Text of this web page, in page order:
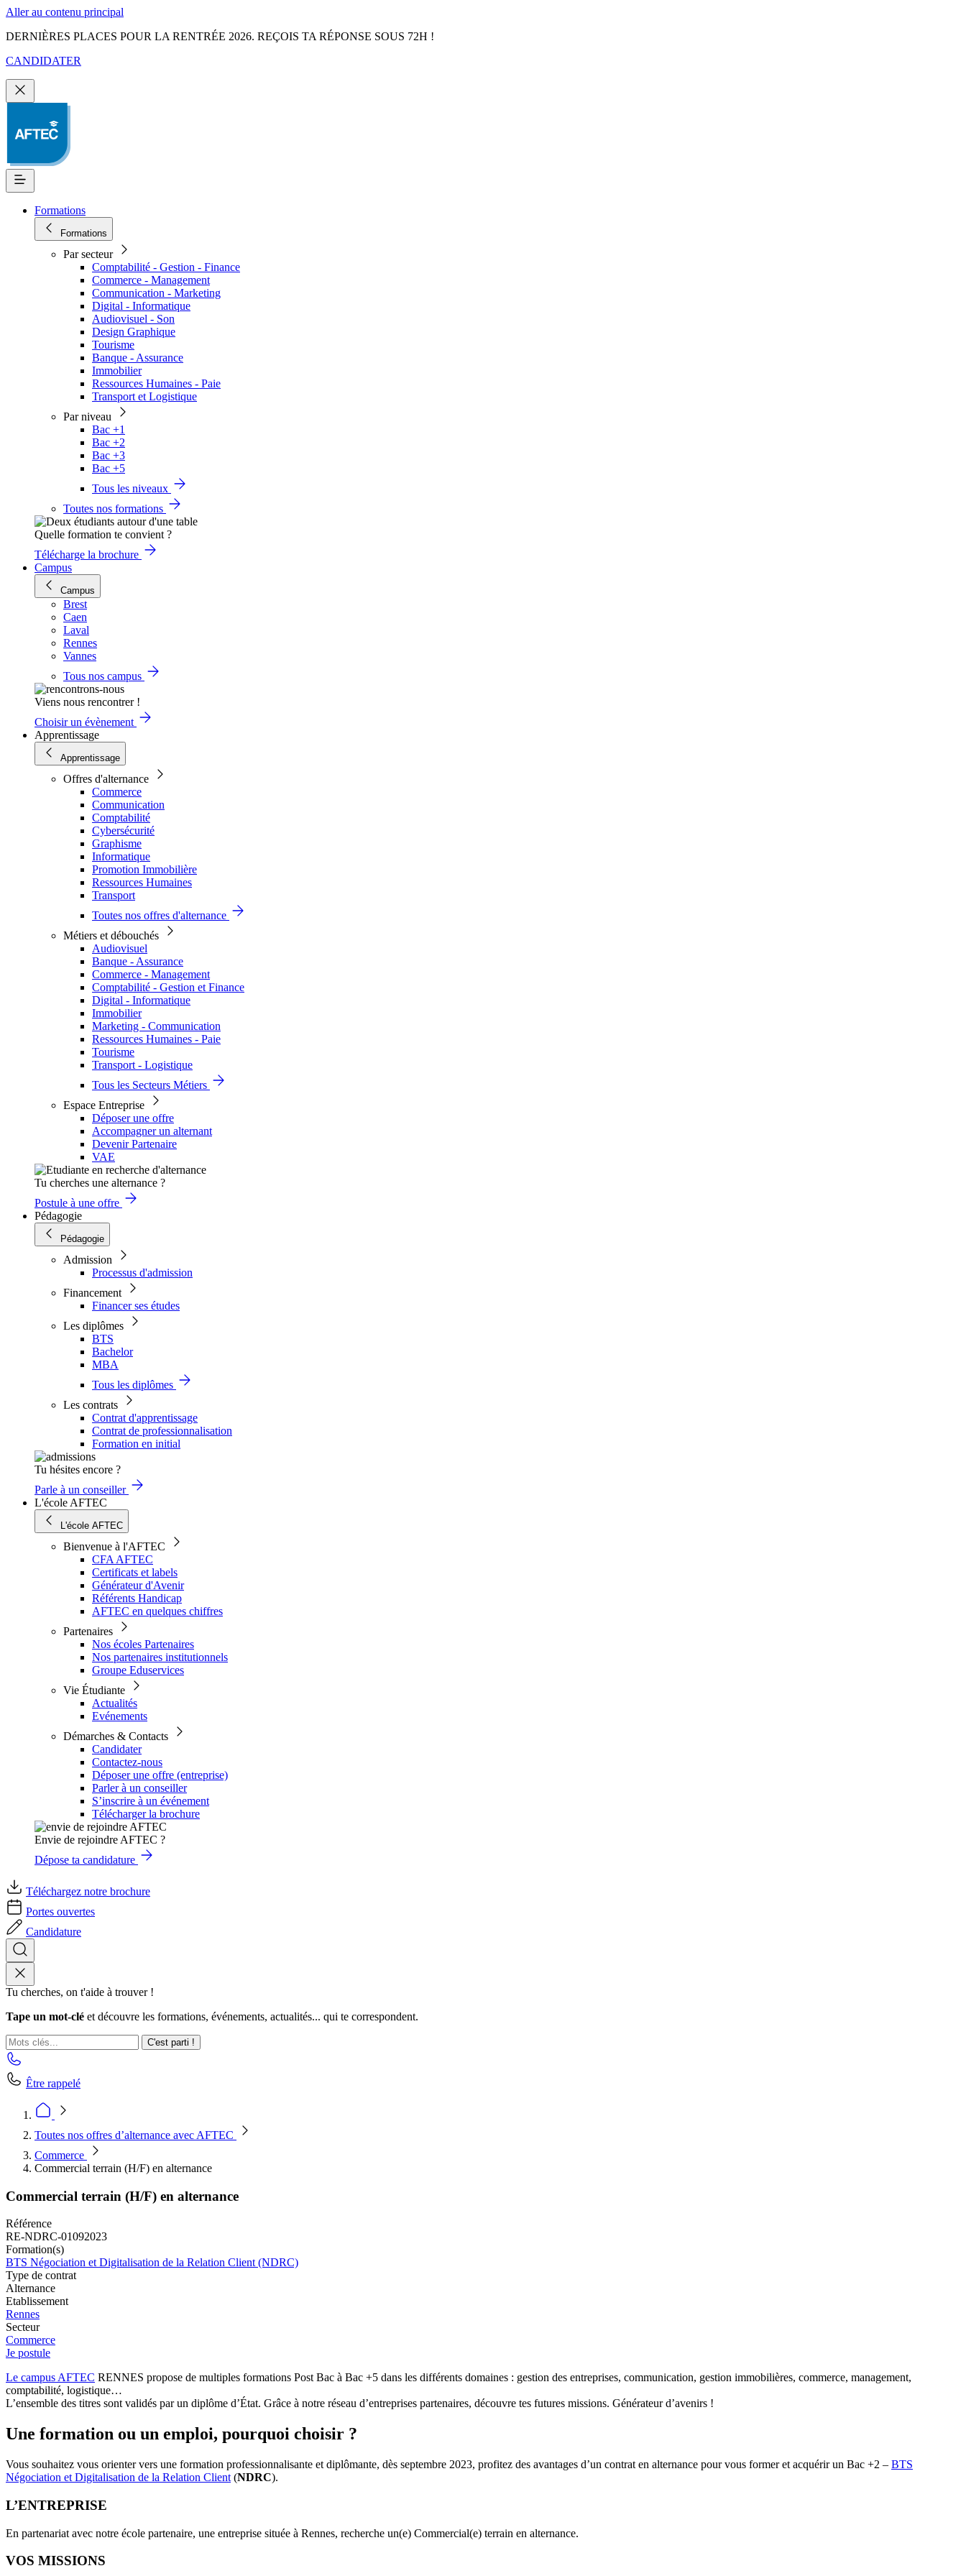
Aller au contenu principal
DERNIÈRES PLACES POUR LA RENTRÉE 2026. REÇOIS TA RÉPONSE SOUS 72H !
CANDIDATER
Formations
Formations
Par secteur
Comptabilité - Gestion - Finance
Commerce - Management
Communication - Marketing
Digital - Informatique
Audiovisuel - Son
Design Graphique
Tourisme
Banque - Assurance
Immobilier
Ressources Humaines - Paie
Transport et Logistique
Par niveau
Bac +1
Bac +2
Bac +3
Bac +5
Tous les niveaux
Toutes nos formations
Quelle formation te convient ?
Télécharge la brochure
Campus
Campus
Brest
Caen
Laval
Rennes
Vannes
Tous nos campus
Viens nous rencontrer !
Choisir un évènement
Apprentissage
Apprentissage
Offres d'alternance
Commerce
Communication
Comptabilité
Cybersécurité
Graphisme
Informatique
Promotion Immobilière
Ressources Humaines
Transport
Toutes nos offres d'alternance
Métiers et débouchés
Audiovisuel
Banque - Assurance
Commerce - Management
Comptabilité - Gestion et Finance
Digital - Informatique
Immobilier
Marketing - Communication
Ressources Humaines - Paie
Tourisme
Transport - Logistique
Tous les Secteurs Métiers
Espace Entreprise
Déposer une offre
Accompagner un alternant
Devenir Partenaire
VAE
Tu cherches une alternance ?
Postule à une offre
Pédagogie
Pédagogie
Admission
Processus d'admission
Financement
Financer ses études
Les diplômes
BTS
Bachelor
MBA
Tous les diplômes
Les contrats
Contrat d'apprentissage
Contrat de professionnalisation
Formation en initial
Tu hésites encore ?
Parle à un conseiller
L'école AFTEC
L'école AFTEC
Bienvenue à l'AFTEC
CFA AFTEC
Certificats et labels
Générateur d'Avenir
Référents Handicap
AFTEC en quelques chiffres
Partenaires
Nos écoles Partenaires
Nos partenaires institutionnels
Groupe Eduservices
Vie Étudiante
Actualités
Evénements
Démarches & Contacts
Candidater
Contactez-nous
Déposer une offre (entreprise)
Parler à un conseiller
S’inscrire à un événement
Télécharger la brochure
Envie de rejoindre AFTEC ?
Dépose ta candidature
Téléchargez notre brochure
Portes ouvertes
Candidature
Tu cherches, on t'aide à trouver !
Tape un mot-clé et découvre les formations, événements, actualités... qui te correspondent.
C'est parti !
Être rappelé
Toutes nos offres d’alternance avec AFTEC
Commerce
Commercial terrain (H/F) en alternance
Commercial terrain (H/F) en alternance
Référence
RE-NDRC-01092023
Formation(s)
BTS Négociation et Digitalisation de la Relation Client (NDRC)
Type de contrat
Alternance
Etablissement
Rennes
Secteur
Commerce
Je postule
Le campus AFTEC RENNES propose de multiples formations Post Bac à Bac +5 dans les différents domaines : gestion des entreprises, communication, gestion immobilières, commerce, management,
comptabilité, logistique…
L’ensemble des titres sont validés par un diplôme d’État. Grâce à notre réseau d’entreprises partenaires, découvre tes futures missions. Générateur d’avenirs !
Une formation ou un emploi, pourquoi choisir ?
Vous souhaitez vous orienter vers une formation professionnalisante et diplômante, dès septembre 2023, profitez des avantages d’un contrat en alternance pour vous former et acquérir un Bac +2 – BTS
Négociation et Digitalisation de la Relation Client (NDRC).
L’ENTREPRISE
En partenariat avec notre école partenaire, une entreprise située à Rennes, recherche un(e) Commercial(e) terrain en alternance.
VOS MISSIONS